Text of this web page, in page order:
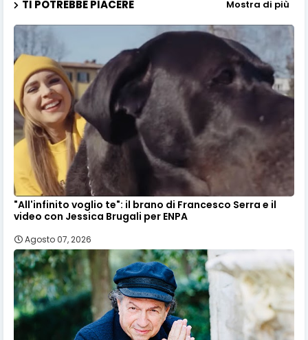
TI POTREBBE PIACERE Mostra di più
"All'infinito voglio te": il brano di Francesco Serra e il
video con Jessica Brugali per ENPA
Agosto 07, 2026